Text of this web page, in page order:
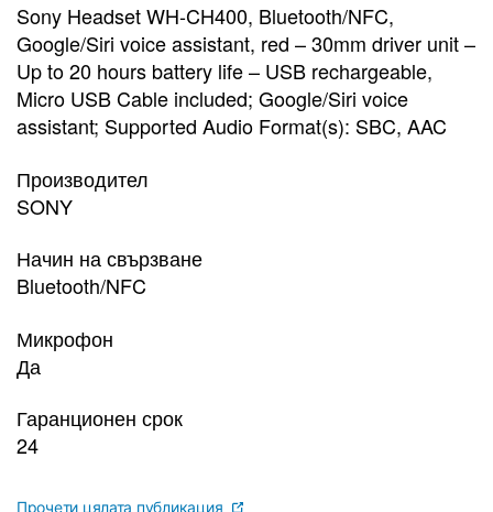
Sony Headset WH-CH400, Bluetooth/NFC,
Google/Siri voice assistant, red – 30mm driver unit –
Up to 20 hours battery life – USB rechargeable,
Micro USB Cable included; Google/Siri voice
assistant; Supported Audio Format(s): SBC, AAC
Производител
SONY
Начин на свързване
Bluetooth/NFC
Микрофон
Да
Гаранционен срок
24
Прочети цялата публикация